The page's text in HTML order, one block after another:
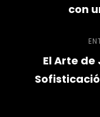
con
El Arte